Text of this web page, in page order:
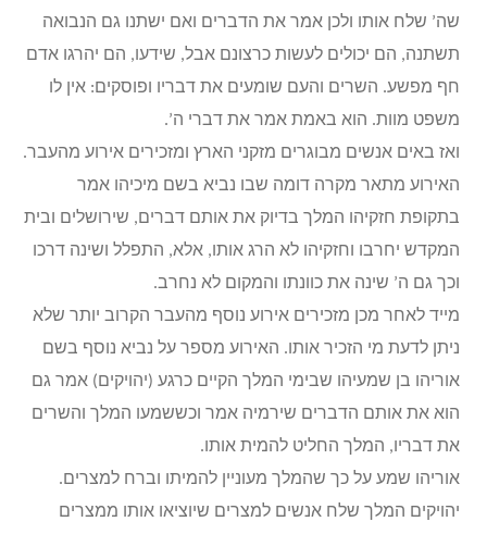
שה’ שלח אותו ולכן אמר את הדברים ואם ישתנו גם הנבואה
תשתנה, הם יכולים לעשות כרצונם אבל, שידעו, הם יהרגו אדם
חף מפשע. השרים והעם שומעים את דבריו ופוסקים: אין לו
משפט מוות. הוא באמת אמר את דברי ה’.
ואז באים אנשים מבוגרים מזקני הארץ ומזכירים אירוע מהעבר.
האירוע מתאר מקרה דומה שבו נביא בשם מיכיהו אמר
בתקופת חזקיהו המלך בדיוק את אותם דברים, שירושלים ובית
המקדש יחרבו וחזקיהו לא הרג אותו, אלא, התפלל ושינה דרכו
וכך גם ה’ שינה את כוונתו והמקום לא נחרב.
מייד לאחר מכן מזכירים אירוע נוסף מהעבר הקרוב יותר שלא
ניתן לדעת מי הזכיר אותו. האירוע מספר על נביא נוסף בשם
אוריהו בן שמעיהו שבימי המלך הקיים כרגע (יהויקים) אמר גם
הוא את אותם הדברים שירמיה אמר וכששמעו המלך והשרים
את דבריו, המלך החליט להמית אותו.
אוריהו שמע על כך שהמלך מעוניין להמיתו וברח למצרים.
יהויקים המלך שלח אנשים למצרים שיוציאו אותו ממצרים